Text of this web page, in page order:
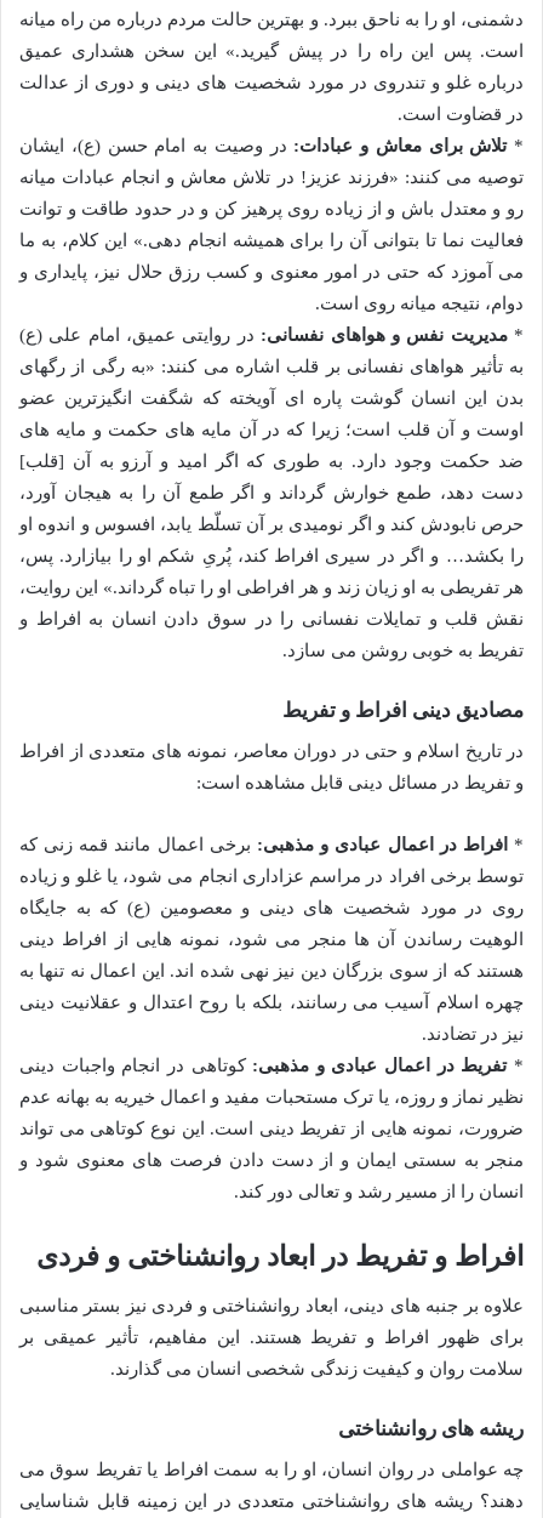
دشمنى، او را به ناحق ببرد. و بهترين حالت مردم درباره من راه ميانه
است. پس اين راه را در پيش گيريد.» این سخن هشداری عمیق
درباره غلو و تندروی در مورد شخصیت های دینی و دوری از عدالت
در قضاوت است.
*تلاش برای معاش و عبادات: در وصیت به امام حسن (ع)، ایشان
توصیه می کنند: «فرزند عزیز! در تلاش معاش و انجام عبادات میانه
رو و معتدل باش و از زیاده روی پرهیز کن و در حدود طاقت و توانت
فعالیت نما تا بتوانی آن را برای همیشه انجام دهی.» این کلام، به ما
می آموزد که حتی در امور معنوی و کسب رزق حلال نیز، پایداری و
دوام، نتیجه میانه روی است.
*مدیریت نفس و هواهای نفسانی: در روایتی عمیق، امام علی (ع)
به تأثیر هواهای نفسانی بر قلب اشاره می کنند: «به رگى از رگهاى
بدن اين انسان گوشت پاره اى آويخته كه شگفت انگيزترين عضو
اوست و آن قلب است؛ زيرا كه در آن مايه هاى حكمت و مايه هاى
ضد حكمت وجود دارد. به طورى كه اگر اميد و آرزو به آن [قلب]
دست دهد، طمع خوارش گرداند و اگر طمع آن را به هيجان آورد،
حرص نابودش كند و اگر نوميدی بر آن تسلّط يابد، افسوس و اندوه او
را بكشد… و اگر در سيرى افراط كند، پُرىِ شكم او را بيازارد. پس،
هر تفريطى به او زيان زند و هر افراطى او را تباه گرداند.» این روایت،
نقش قلب و تمایلات نفسانی را در سوق دادن انسان به افراط و
تفریط به خوبی روشن می سازد.
مصادیق دینی افراط و تفریط
در تاریخ اسلام و حتی در دوران معاصر، نمونه های متعددی از افراط
و تفریط در مسائل دینی قابل مشاهده است:
* افراط در اعمال عبادی و مذهبی: برخی اعمال مانند قمه زنی که
توسط برخی افراد در مراسم عزاداری انجام می شود، یا غلو و زیاده
روی در مورد شخصیت های دینی و معصومین (ع) که به جایگاه
الوهیت رساندن آن ها منجر می شود، نمونه هایی از افراط دینی
هستند که از سوی بزرگان دین نیز نهی شده اند. این اعمال نه تنها به
چهره اسلام آسیب می رسانند، بلکه با روح اعتدال و عقلانیت دینی
نیز در تضادند.
*تفریط در اعمال عبادی و مذهبی: کوتاهی در انجام واجبات دینی
نظیر نماز و روزه، یا ترک مستحبات مفید و اعمال خیریه به بهانه عدم
ضرورت، نمونه هایی از تفریط دینی است. این نوع کوتاهی می تواند
منجر به سستی ایمان و از دست دادن فرصت های معنوی شود و
انسان را از مسیر رشد و تعالی دور کند.
افراط و تفریط در ابعاد روانشناختی و فردی
علاوه بر جنبه های دینی، ابعاد روانشناختی و فردی نیز بستر مناسبی
برای ظهور افراط و تفریط هستند. این مفاهیم، تأثیر عمیقی بر
سلامت روان و کیفیت زندگی شخصی انسان می گذارند.
ریشه های روانشناختی
چه عواملی در روان انسان، او را به سمت افراط یا تفریط سوق می
دهند؟ ریشه های روانشناختی متعددی در این زمینه قابل شناسایی